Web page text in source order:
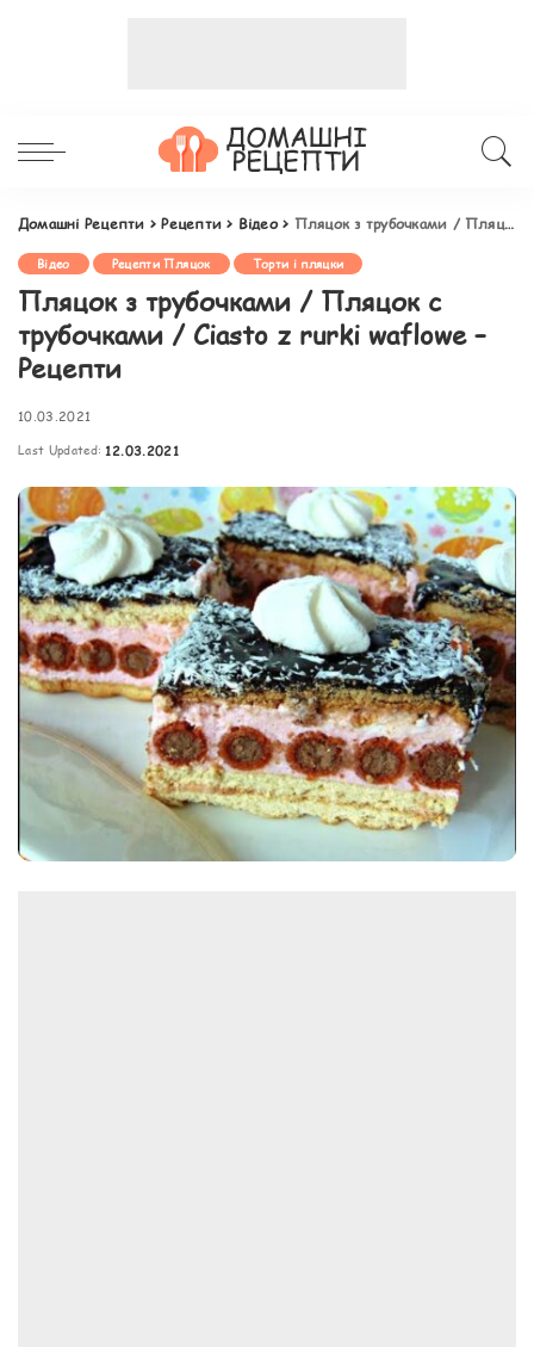
Домашні Рецепти >Рецепти > Відео> Пляцок з трубочками / Пляцок с трубочками / Ciasto z rurki waflowe – Рецепти
Відео Рецепти Пляцок Торти і пляцки
Пляцок з трубочками / Пляцок с
трубочками / Ciasto z rurki waflowe –
Рецепти
10.03.2021
Last Updated: 12.03.2021